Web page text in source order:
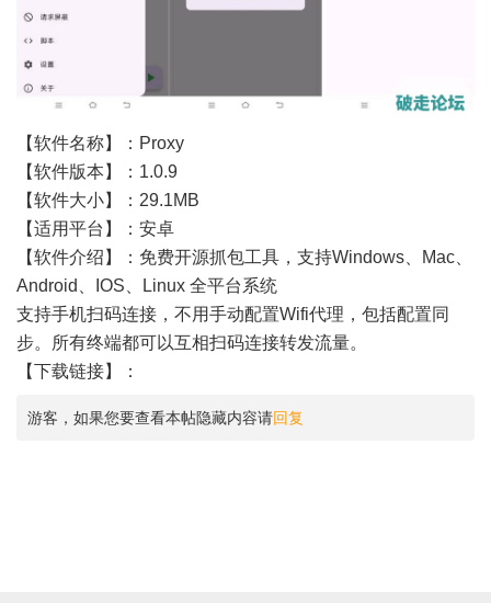
【软件名称】：Proxy
【软件版本】：1.0.9
【软件大小】：29.1MB
【适用平台】：安卓
【软件介绍】：免费开源抓包工具，支持Windows、Mac、
Android、IOS、Linux 全平台系统
支持手机扫码连接，不用手动配置Wifi代理，包括配置同
步。所有终端都可以互相扫码连接转发流量。
【下载链接】：
游客，如果您要查看本帖隐藏内容请回复